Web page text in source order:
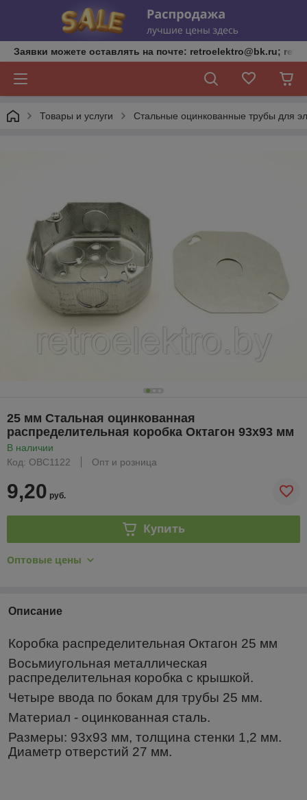
Заявки можете оставлять на почте: retroelektro@bk.ru;
Товары и услуги Стальные оцинкованные трубы для
25 мм Стальная оцинкованная
распределительная коробка Октагон 93х93 мм
В наличии
Код: OBС1122
Опт и розница
9,20 руб.
Купить
Оптовые цены
Описание
Коробка распределительная Октагон 25 мм
Восьмиугольная металлическая
распределительная коробка с крышкой.
Четыре ввода по бокам для трубы 25 мм.
Материал - оцинкованная сталь.
Размеры: 93х93 мм, толщина стенки 1,2 мм.
Диаметр отверстий 27 мм.